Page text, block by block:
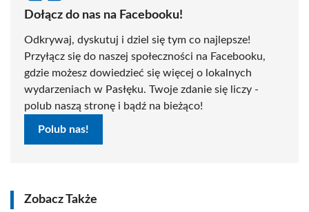
Dołącz do nas na Facebooku!
Odkrywaj, dyskutuj i dziel się tym co najlepsze!
Przyłącz się do naszej społeczności na Facebooku,
gdzie możesz dowiedzieć się więcej o lokalnych
wydarzeniach w Pasłęku. Twoje zdanie się liczy -
polub naszą stronę i bądź na bieżąco!
Polub nas!
Zobacz Także